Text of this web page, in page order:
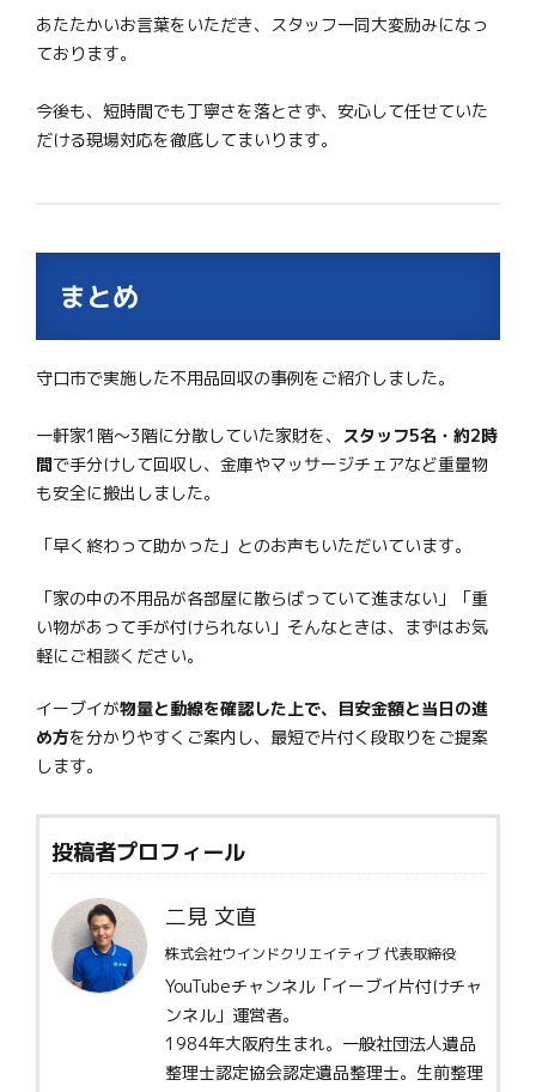
あたたかいお言葉をいただき、スタッフ一同大変励みになっ
ております。
今後も、短時間でも丁寧さを落とさず、安心して任せていた
だける現場対応を徹底してまいります。
まとめ
守口市で実施した不用品回収の事例をご紹介しました。
一軒家1階〜3階に分散していた家財を、
スタッフ5名・約2時
間で手分けして回収し、金庫やマッサージチェアなど重量物
も安全に搬出しました。
「早く終わって助かった」とのお声もいただいています。
「家の中の不用品が各部屋に散らばっていて進まない」「重
い物があって手が付けられない」そんなときは、まずはお気
軽にご相談ください。
イーブイが物量と動線を確認した上で、目安金額と当日の進
め方を分かりやすくご案内し、最短で片付く段取りをご提案
します。
投稿者プロフィール
二見 文直
株式会社ウインドクリエイティブ 代表取締役
YouTubeチャンネル「イーブイ片付けチャ
ンネル」運営者。
1984年大阪府生まれ。一般社団法人遺品
整理士認定協会認定遺品整理士。生前整理